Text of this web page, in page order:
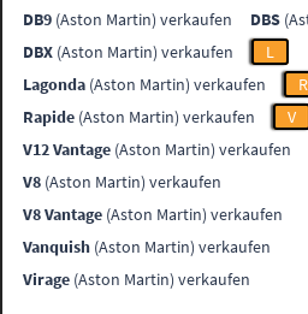
DB9 (Aston Martin) verkaufen DBS
DBX (Aston Martin) verkaufen
L
Lagonda (Aston Martin) verkaufen
R
Rapide (Aston Martin) verkaufen
V
V12 Vantage (Aston Martin) verkaufen
V8 (Aston Martin) verkaufen
V8 Vantage (Aston Martin) verkaufen
Vanquish (Aston Martin) verkaufen
Virage (Aston Martin) verkaufen